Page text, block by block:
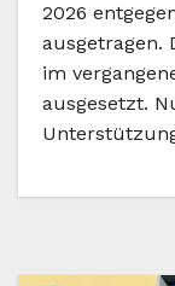
2026
ausgetragen.
im
ausgesetzt.